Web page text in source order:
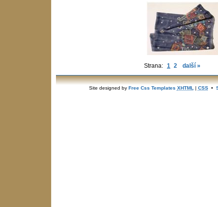
Strana: 1 2 další »
Site designed by Free Css Templates XHTML | CSS•